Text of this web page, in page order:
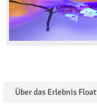
Über das Erlebnis